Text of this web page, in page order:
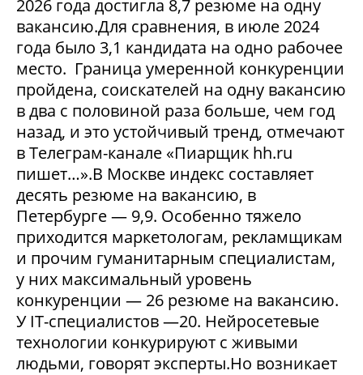
2026 года достигла 8,7 резюме на одну
вакансию.Для сравнения, в июле 2024
года было 3,1 кандидата на одно рабочее
место. Граница умеренной конкуренции
пройдена, соискателей на одну вакансию
в два с половиной раза больше, чем год
назад, и это устойчивый тренд, отмечают
в Телеграм-канале «Пиарщик hh.ru
пишет…».В Москве индекс составляет
десять резюме на вакансию, в
Петербурге — 9,9. Особенно тяжело
приходится маркетологам, рекламщикам
и прочим гуманитарным специалистам,
у них максимальный уровень
конкуренции — 26 резюме на вакансию.
У IT-специалистов —20. Нейросетевые
технологии конкурируют с живыми
людьми, говорят эксперты.Но возникает